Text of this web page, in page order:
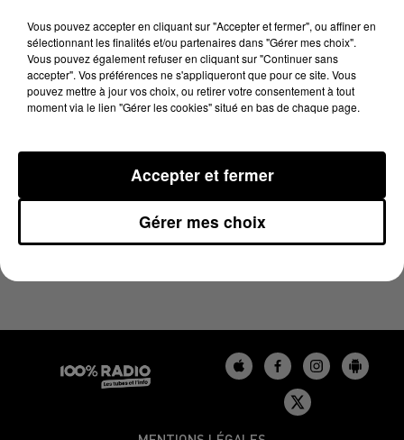
12 avril 2024 - 2 min 22 sec
LES INFOS DU BÉARN DU 12/04/2024 À 11H00
Vous pouvez accepter en cliquant sur "Accepter et fermer", ou affiner en
sélectionnant les finalités et/ou partenaires dans "Gérer mes choix".
Vous pouvez également refuser en cliquant sur "Continuer sans
accepter". Vos préférences ne s'appliqueront que pour ce site. Vous
pouvez mettre à jour vos choix, ou retirer votre consentement à tout
moment via le lien "Gérer les cookies" situé en bas de chaque page.
Gérer mes choix
Accepter et fermer